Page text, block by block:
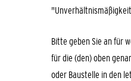
Bitte geben Sie an für
für die (den) oben
oder Baustelle in den